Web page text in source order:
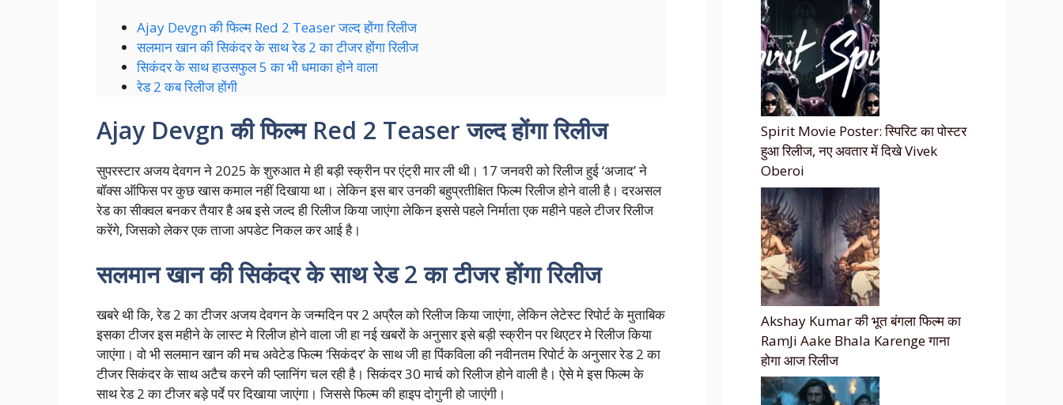
Ajay Devgn की फिल्म Red 2 Teaser जल्द होंगा रिलीज
सलमान खान की सिकंदर के साथ रेड 2 का टीजर होंगा रिलीज
सिकंदर के साथ हाउसफुल 5 का भी धमाका होने वाला
रेड 2 कब रिलीज होंगी
Ajay Devgn की फिल्म Red 2 Teaser जल्द होंगा रिलीज
सुपरस्टार अजय देवगन ने 2025 के शुरुआत मे ही बड़ी स्क्रीन पर एंट्री मार ली थी। 17 जनवरी को रिलीज हुई ‘अजाद’ ने
बॉक्स ऑफिस पर कुछ खास कमाल नहीं दिखाया था। लेकिन इस बार उनकी बहुप्रतीक्षित फिल्म रिलीज होने वाली है। दरअसल
रेड का सीक्वल बनकर तैयार है अब इसे जल्द ही रिलीज किया जाएंगा लेकिन इससे पहले निर्माता एक महीने पहले टीजर रिलीज
करेंगे, जिसको लेकर एक ताजा अपडेट निकल कर आई है।
सलमान खान की सिकंदर के साथ रेड 2 का टीजर होंगा रिलीज
खबरे थी कि, रेड 2 का टीजर अजय देवगन के जन्मदिन पर 2 अप्रैल को रिलीज किया जाएंगा, लेकिन लेटेस्ट रिपोर्ट के मुताबिक
इसका टीजर इस महीने के लास्ट मे रिलीज होने वाला जी हा नई खबरों के अनुसार इसे बड़ी स्क्रीन पर थिएटर मे रिलीज किया
जाएंगा। वो भी सलमान खान की मच अवेटेड फिल्म ‘सिकंदर’ के साथ जी हा पिंकविला की नवीनतम रिपोर्ट के अनुसार रेड 2 का
टीजर सिकंदर के साथ अटैच करने की प्लानिंग चल रही है। सिकंदर 30 मार्च को रिलीज होने वाली है। ऐसे मे इस फिल्म के
साथ रेड 2 का टीजर बड़े पर्दे पर दिखाया जाएंगा। जिससे फिल्म की हाइप दोगुनी हो जाएंगी।
Spirit Movie Poster: स्पिरिट का पोस्टर
हुआ रिलीज, नए अवतार में दिखे Vivek
Oberoi
Akshay Kumar की भूत बंगला फिल्म का
RamJi Aake Bhala Karenge गाना
होगा आज रिलीज